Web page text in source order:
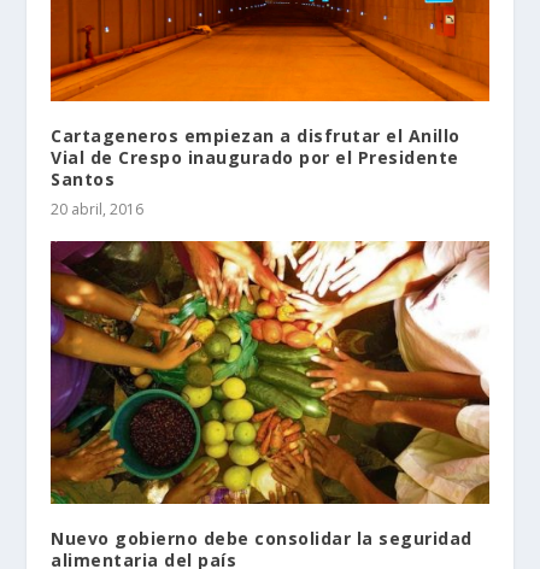
Cartageneros empiezan a disfrutar el Anillo
Vial de Crespo inaugurado por el Presidente
Santos
20 abril, 2016
Nuevo gobierno debe consolidar la seguridad
alimentaria del país